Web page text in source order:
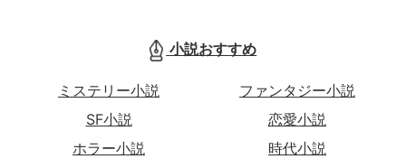
小説おすすめ
ミステリー小説
ファンタジー小説
SF小説
恋愛小説
ホラー小説
時代小説